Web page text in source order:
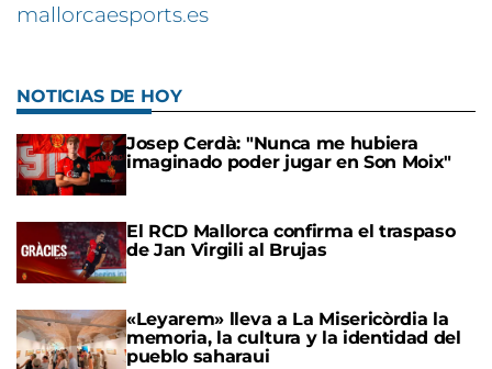
mallorcaesports.es
NOTICIAS DE HOY
Josep Cerdà: "Nunca me hubiera
imaginado poder jugar en Son Moix"
El RCD Mallorca confirma el traspaso
de Jan Virgili al Brujas
«Leyarem» lleva a La Misericòrdia la
memoria, la cultura y la identidad del
pueblo saharaui